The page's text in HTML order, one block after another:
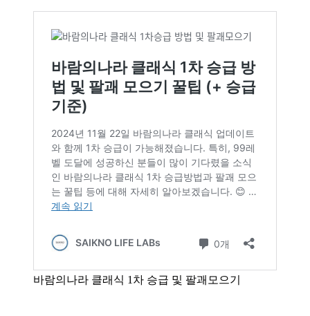
바람의나라 클래식 1차 승급 및 팔괘모으기